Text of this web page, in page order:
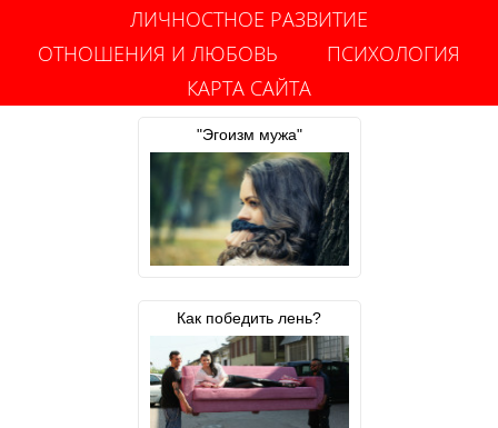
ЛИЧНОСТНОЕ РАЗВИТИЕ
ОТНОШЕНИЯ И ЛЮБОВЬ
ПСИХОЛОГИЯ
КАРТА САЙТА
"Эгоизм мужа"
Как победить лень?